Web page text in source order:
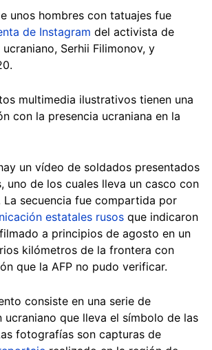
unos hombres con tatuajes fue
de Instagram del activista de
Serhii Filimonov, y
multimedia ilustrativos tienen una
con la presencia ucraniana en la
un vídeo de soldados presentados
uno de los cuales lleva un casco con
La secuencia fue compartida por
estatales rusos que indicaron
a principios de agosto en un
kilómetros de la frontera con
que la AFP no pudo verificar.
consiste en una serie de
que lleva el símbolo de las
fotografías son capturas de